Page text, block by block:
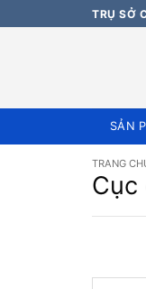
qua
TRỤ SỞ
SẢN
TRANG
Cục